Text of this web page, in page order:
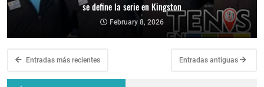
se define la serie en Kingston
February 8, 2026
Entradas más recientes Entradas antiguas